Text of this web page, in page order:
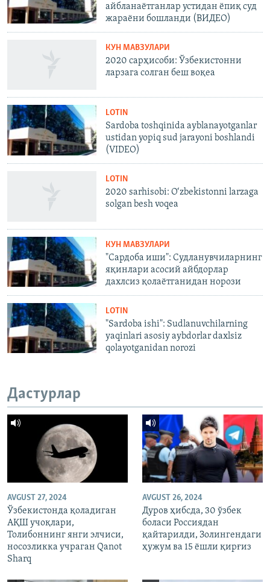
айбланаётганлар устидан ёпиқ суд
жараёни бошланди (ВИДЕО)
КУН МАВЗУЛАРИ
2020 сарҳисоби: Ўзбекистонни
ларзага солган беш воқеа
LOTIN
Sardoba toshqinida ayblanayotganlar
ustidan yopiq sud jarayoni boshlandi
(VIDEO)
LOTIN
2020 sarhisobi: O‘zbekistonni larzaga
solgan besh voqea
КУН МАВЗУЛАРИ
"Сардоба иши": Судланувчиларнинг
яқинлари асосий айбдорлар
дахлсиз қолаётганидан норози
LOTIN
"Sardoba ishi": Sudlanuvchilarning
yaqinlari asosiy aybdorlar daxlsiz
qolayotganidan norozi
Дастурлар
AVGUST 27, 2024
Ўзбекистонда қоладиган
АҚШ учоқлари,
Толибоннинг янги элчиси,
носозликка учраган Qanot
Sharq
AVGUST 26, 2024
Дуров ҳибсда, 30 ўзбек
боласи Россиядан
қайтарилди, Золингендаги
ҳужум ва 15 ёшли қирғиз